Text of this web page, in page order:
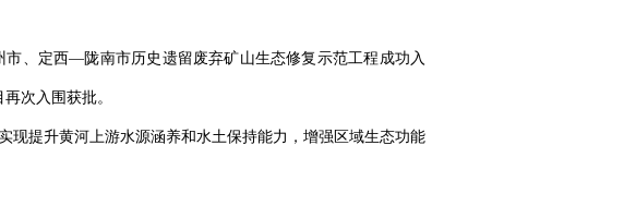
、定西—陇南市历史遗留废弃矿山生态修复示范工程成功入
次入围获批。
现提升黄河上游水源涵养和水土保持能力，增强区域生态功能